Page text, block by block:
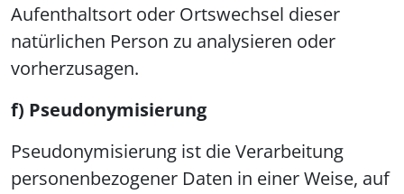
Aufenthaltsort oder Ortswechsel dieser
natürlichen Person zu analysieren oder
vorherzusagen.
f) Pseudonymisierung
Pseudonymisierung ist die Verarbeitung
personenbezogener Daten in einer Weise, auf